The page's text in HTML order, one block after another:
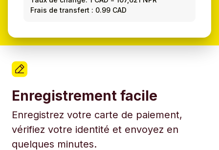
Frais de transfert : 0.99 CAD
Enregistrement facile
Enregistrez votre carte de paiement,
vérifiez votre identité et envoyez en
quelques minutes.